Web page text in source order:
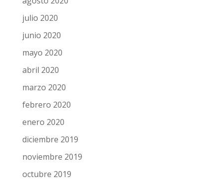
julio 2020
junio 2020
mayo 2020
abril 2020
marzo 2020
febrero 2020
enero 2020
diciembre 2019
noviembre 2019
octubre 2019